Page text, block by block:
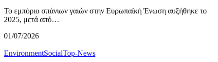
Το εμπόριο σπάνιων γαιών στην Ευρωπαϊκή Ένωση αυξήθηκε το
2025, μετά από…
01/07/2026
EnvironmentSocialTop-News